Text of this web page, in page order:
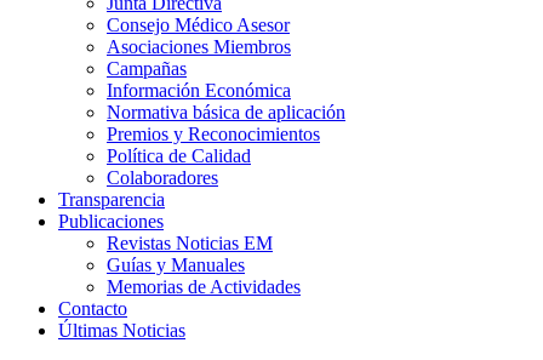
Consejo Médico Asesor
Asociaciones Miembros
Campañas
Información Económica
Normativa básica de aplicación
Premios y Reconocimientos
Política de Calidad
Colaboradores
Transparencia
Publicaciones
Revistas Noticias EM
Guías y Manuales
Memorias de Actividades
Contacto
Últimas Noticias